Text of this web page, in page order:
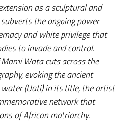
as a sculptural and
the ongoing power
and white privilege that
to invade and control.
Wata cuts across the
evoking the ancient
(Uati) in its title, the artist
network that
of African matriarchy.